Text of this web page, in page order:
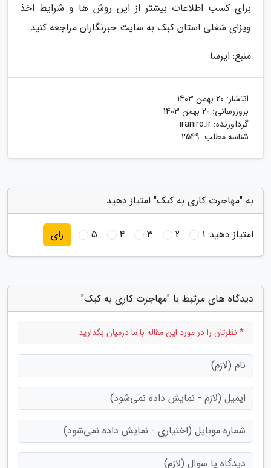
برای کسب اطلاعات بیشتر از این روش ها و شرایط اخذ
ویزای شغلی استان کبک به سایت خبرنگاران مراجعه کنید.
منبع: ایرسا
انتشار: 20 بهمن 1403
بروزرسانی: 20 بهمن 1403
گردآورنده: iraniro.ir
شناسه مطلب: 2549
به "مهاجرت کاری به کبک" امتیاز دهید
امتیاز دهید:1
2
3
4
5 رای
دیدگاه های مرتبط با "مهاجرت کاری به کبک"
* نظرتان را در مورد این مقاله با ما درمیان بگذارید